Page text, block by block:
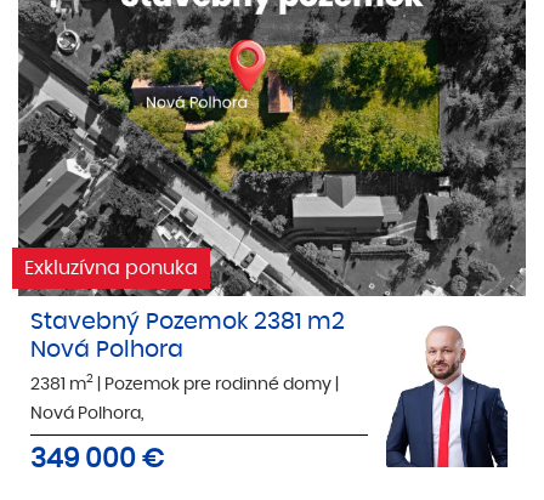
Exkluzívna ponuka
Stavebný Pozemok 2381 m2
Nová Polhora
2381 m2 Pozemok pre rodinné domy
Nová Polhora,
349 000 €